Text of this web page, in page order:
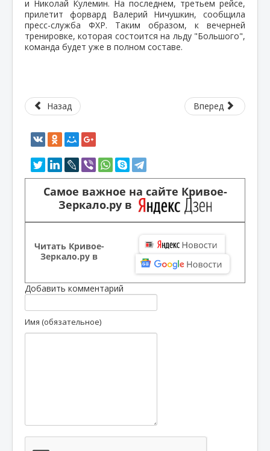
и Николай Кулемин. На последнем, третьем рейсе,
прилетит форвард Валерий Ничушкин, сообщила
пресс-служба ФХР. Таким образом, к вечерней
тренировке, которая состоится на льду "Большого",
команда будет уже в полном составе.
Назад Вперед
Самое важное на сайте Кривое-
Зеркало.ру в
Читать Кривое-
Зеркало.ру в
Добавить комментарий
Имя (обязательное)